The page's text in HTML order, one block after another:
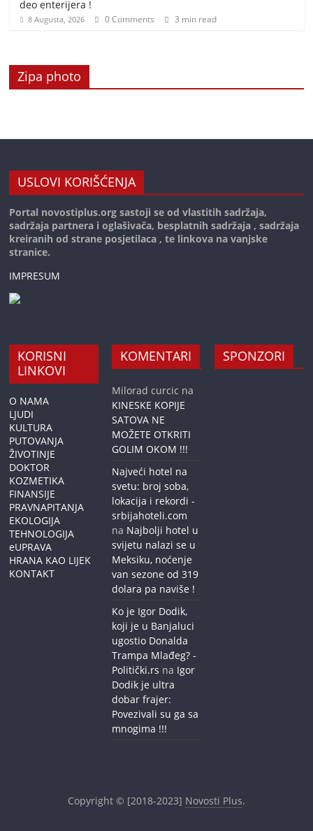
deo enterijera !
8 Augusta, 2026 0 Comments 3 min read
Zipa photo
USLOVI KORIŠĆENJA
Portal novostiplus.org sastoji se od vlastitih sadržaja,
sadržaja partnera i oglašivača, besplatnih sadržaja , sadržaja
kreiranih od strane posjetilaca , te linkova na vanjske
stranice.
IMPRESUM
KORISNI
LINKOVI
O NAMA
LJUDI
KULTURA
PUTOVANJA
ŽIVOTINJE
DOKTOR
KOZMETIKA
FINANSIJE
PRAVNAPITANJA
EKOLOGIJA
TEHNOLOGIJA
eUPRAVA
HRANA KAO LIJEK
KONTAKT
KOMENTARI
Milorad curcic na
KINESKE KOPIJE
SATOVA NE
MOŽETE OTKRITI
GOLIM OKOM !!!
Najveći hotel na
svetu: broj soba,
lokacija i rekordi -
srbijahoteli.com
na Najbolji hotel u
svijetu nalazi se u
Meksiku, noćenje
van sezone od 319
dolara pa naviše !
Ko je Igor Dodik,
koji je u Banjaluci
ugostio Donalda
Trampa Mlađeg? -
Politički.rs na Igor
Dodik je ultra
dobar frajer:
Povezivali su ga sa
mnogima !!!
SPONZORI
Copyright © [2018-2023] Novosti Plus.